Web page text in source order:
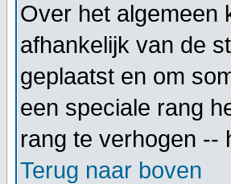
Over het algemeen
afhankelijk van de
geplaatst en om
een speciale rang
rang te verhogen --
Terug naar boven